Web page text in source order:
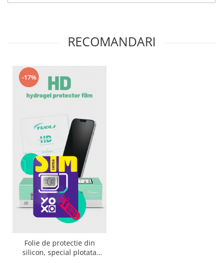
RECOMANDARI
-17%
Folie de protectie din
silicon, special plotata